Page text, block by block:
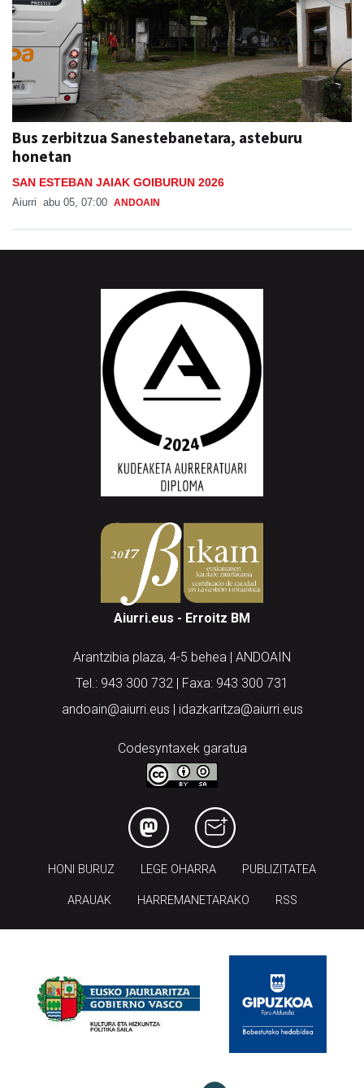
Bus zerbitzua Sanestebanetara, asteburu
honetan
SAN ESTEBAN JAIAK GOIBURUN 2026
Aiurri abu 05, 07:00 ANDOAIN
Aiurri.eus - Erroitz BM
Arantzibia plaza, 4-5 behea | ANDOAIN
Tel.: 943 300 732 | Faxa: 943 300 731
andoain@aiurri.eus | idazkaritza@aiurri.eus
Codesyntaxek garatua
HONI BURUZ LEGE OHARRA PUBLIZITATEA
ARAUAK HARREMANETARAKO RSS